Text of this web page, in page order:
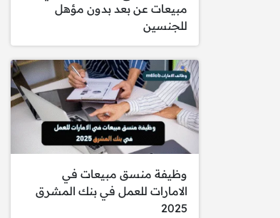
مبيعات عن بعد بدون مؤهل
للجنسين
وظيفة منسق مبيعات في
الامارات للعمل في بنك المشرق
2025